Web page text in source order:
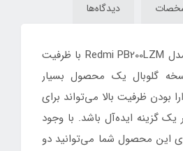
دیدگاه‌ها
پاور بانک شیائومی مدل Redmi PB200LZM با ظرفیت
نسخه گلوبال یک محصول بسیار
بودن ظرفیت بالا می‌تواند برای
یک گزینه ایده‌آل باشد. با وجود
این محصول شما می‌توانید دو